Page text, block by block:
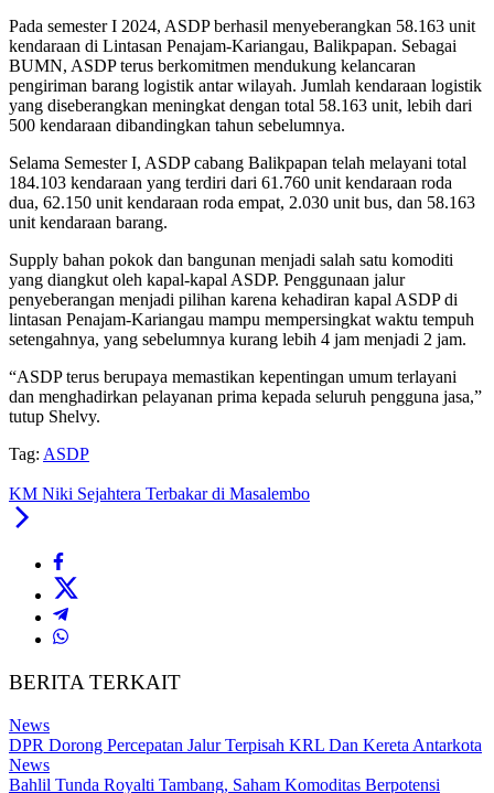
Pada semester I 2024, ASDP berhasil menyeberangkan 58.163 unit
kendaraan di Lintasan Penajam-Kariangau, Balikpapan. Sebagai
BUMN, ASDP terus berkomitmen mendukung kelancaran
pengiriman barang logistik antar wilayah. Jumlah kendaraan logistik
yang diseberangkan meningkat dengan total 58.163 unit, lebih dari
500 kendaraan dibandingkan tahun sebelumnya.
Selama Semester I, ASDP cabang Balikpapan telah melayani total
184.103 kendaraan yang terdiri dari 61.760 unit kendaraan roda
dua, 62.150 unit kendaraan roda empat, 2.030 unit bus, dan 58.163
unit kendaraan barang.
Supply bahan pokok dan bangunan menjadi salah satu komoditi
yang diangkut oleh kapal-kapal ASDP. Penggunaan jalur
penyeberangan menjadi pilihan karena kehadiran kapal ASDP di
lintasan Penajam-Kariangau mampu mempersingkat waktu tempuh
setengahnya, yang sebelumnya kurang lebih 4 jam menjadi 2 jam.
“ASDP terus berupaya memastikan kepentingan umum terlayani
dan menghadirkan pelayanan prima kepada seluruh pengguna jasa,”
tutup Shelvy.
Tag: ASDP
KM Niki Sejahtera Terbakar di Masalembo
BERITA TERKAIT
News
DPR Dorong Percepatan Jalur Terpisah KRL Dan Kereta Antarkota
News
Bahlil Tunda Royalti Tambang, Saham Komoditas Berpotensi